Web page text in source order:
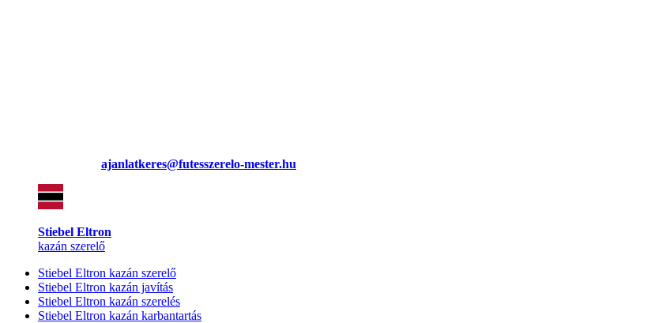
ajanlatkeres@futesszerelo-mester.hu
Stiebel Eltron
kazán szerelő
Stiebel Eltron kazán szerelő
Stiebel Eltron kazán javítás
Stiebel Eltron kazán szerelés
Stiebel Eltron kazán karbantartás